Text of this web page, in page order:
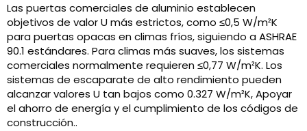
Las puertas comerciales de aluminio establecen
objetivos de valor U más estrictos, como ≤0,5 W/m²K
para puertas opacas en climas fríos, siguiendo a ASHRAE
90.1 estándares. Para climas más suaves, los sistemas
comerciales normalmente requieren ≤0,77 W/m²K. Los
sistemas de escaparate de alto rendimiento pueden
alcanzar valores U tan bajos como 0.327 W/m²K, Apoyar
el ahorro de energía y el cumplimiento de los códigos de
construcción..